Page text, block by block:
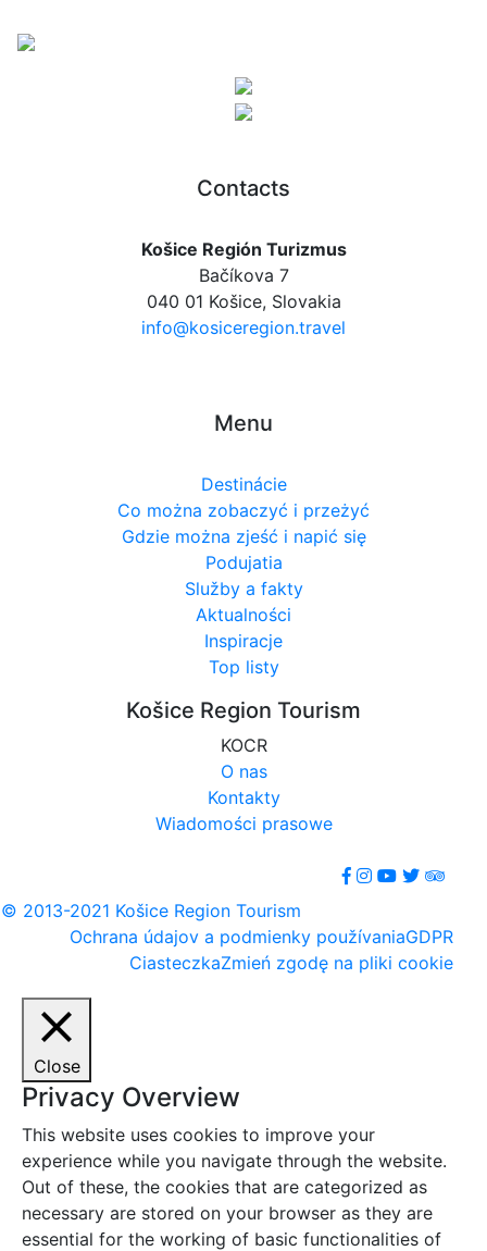
Contacts
Košice Región Turizmus
Bačíkova 7
040 01 Košice, Slovakia
info@kosiceregion.travel
Menu
Destinácie
Co można zobaczyć i przeżyć
Gdzie można zjeść i napić się
Podujatia
Služby a fakty
Aktualności
Inspiracje
Top listy
Košice Region Tourism
KOCR
O nas
Kontakty
Wiadomości prasowe
© 2013-2021 Košice Region Tourism
Ochrana údajov a podmienky používaniaGDPR
CiasteczkaZmień zgodę na pliki cookie
Close
Privacy Overview
This website uses cookies to improve your
experience while you navigate through the website.
Out of these, the cookies that are categorized as
necessary are stored on your browser as they are
essential for the working of basic functionalities of